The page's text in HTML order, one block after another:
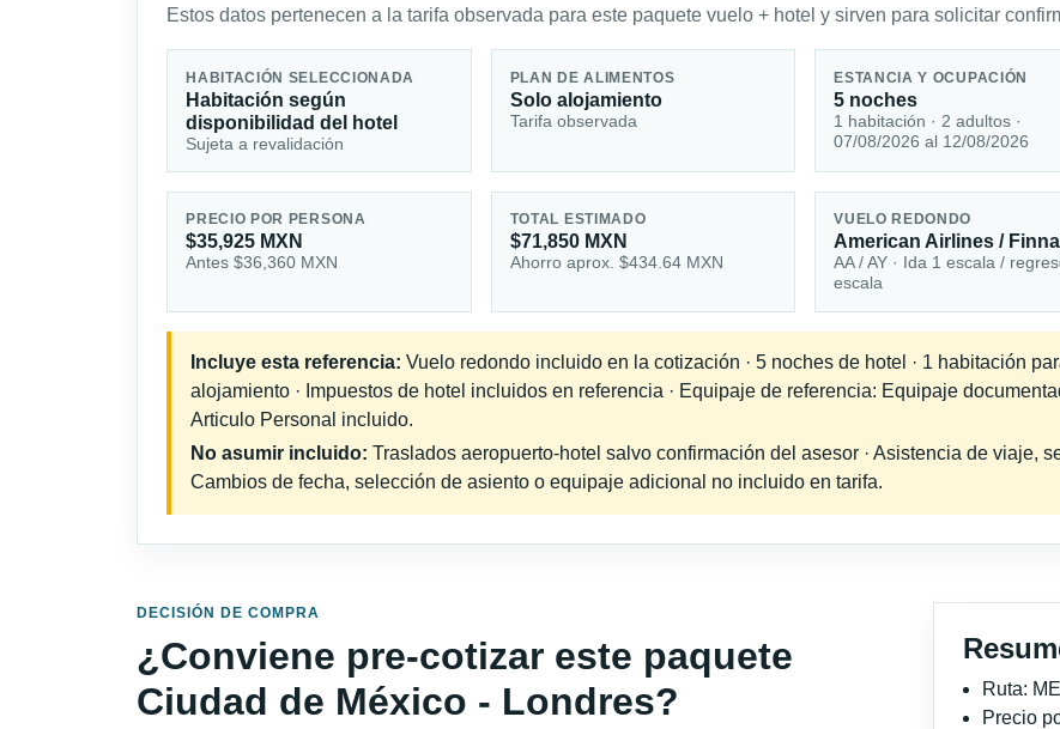
Estos datos pertenecen a la tarifa observada para este paquete vuelo + hotel y sirven para solicitar
HABITACIÓN SELECCIONADA
Habitación según
disponibilidad del hotel
Sujeta a revalidación
PLAN DE ALIMENTOS
Solo alojamiento
Tarifa observada
ESTANCIA Y OCUPACIÓN
5 noches
1 habitación · 2 adultos ·
07/08/2026 al 12/08/2026
PRECIO POR PERSONA
$35,925 MXN
Antes $36,360 MXN
TOTAL ESTIMADO
$71,850 MXN
Ahorro aprox. $434.64 MXN
VUELO REDONDO
American Airlines /
AA / AY · Ida 1 escala /
escala
Incluye esta referencia: Vuelo redondo incluido en la cotización · 5 noches de hotel · 1 habitación
alojamiento · Impuestos de hotel incluidos en referencia · Equipaje de referencia: Equipaje
Articulo Personal incluido.
No asumir incluido: Traslados aeropuerto-hotel salvo confirmación del asesor · Asistencia de viaje,
Cambios de fecha, selección de asiento o equipaje adicional no incluido en tarifa.
DECISIÓN DE COMPRA
¿Conviene pre-cotizar este paquete
Ciudad de México - Londres?
Ruta:
Precio